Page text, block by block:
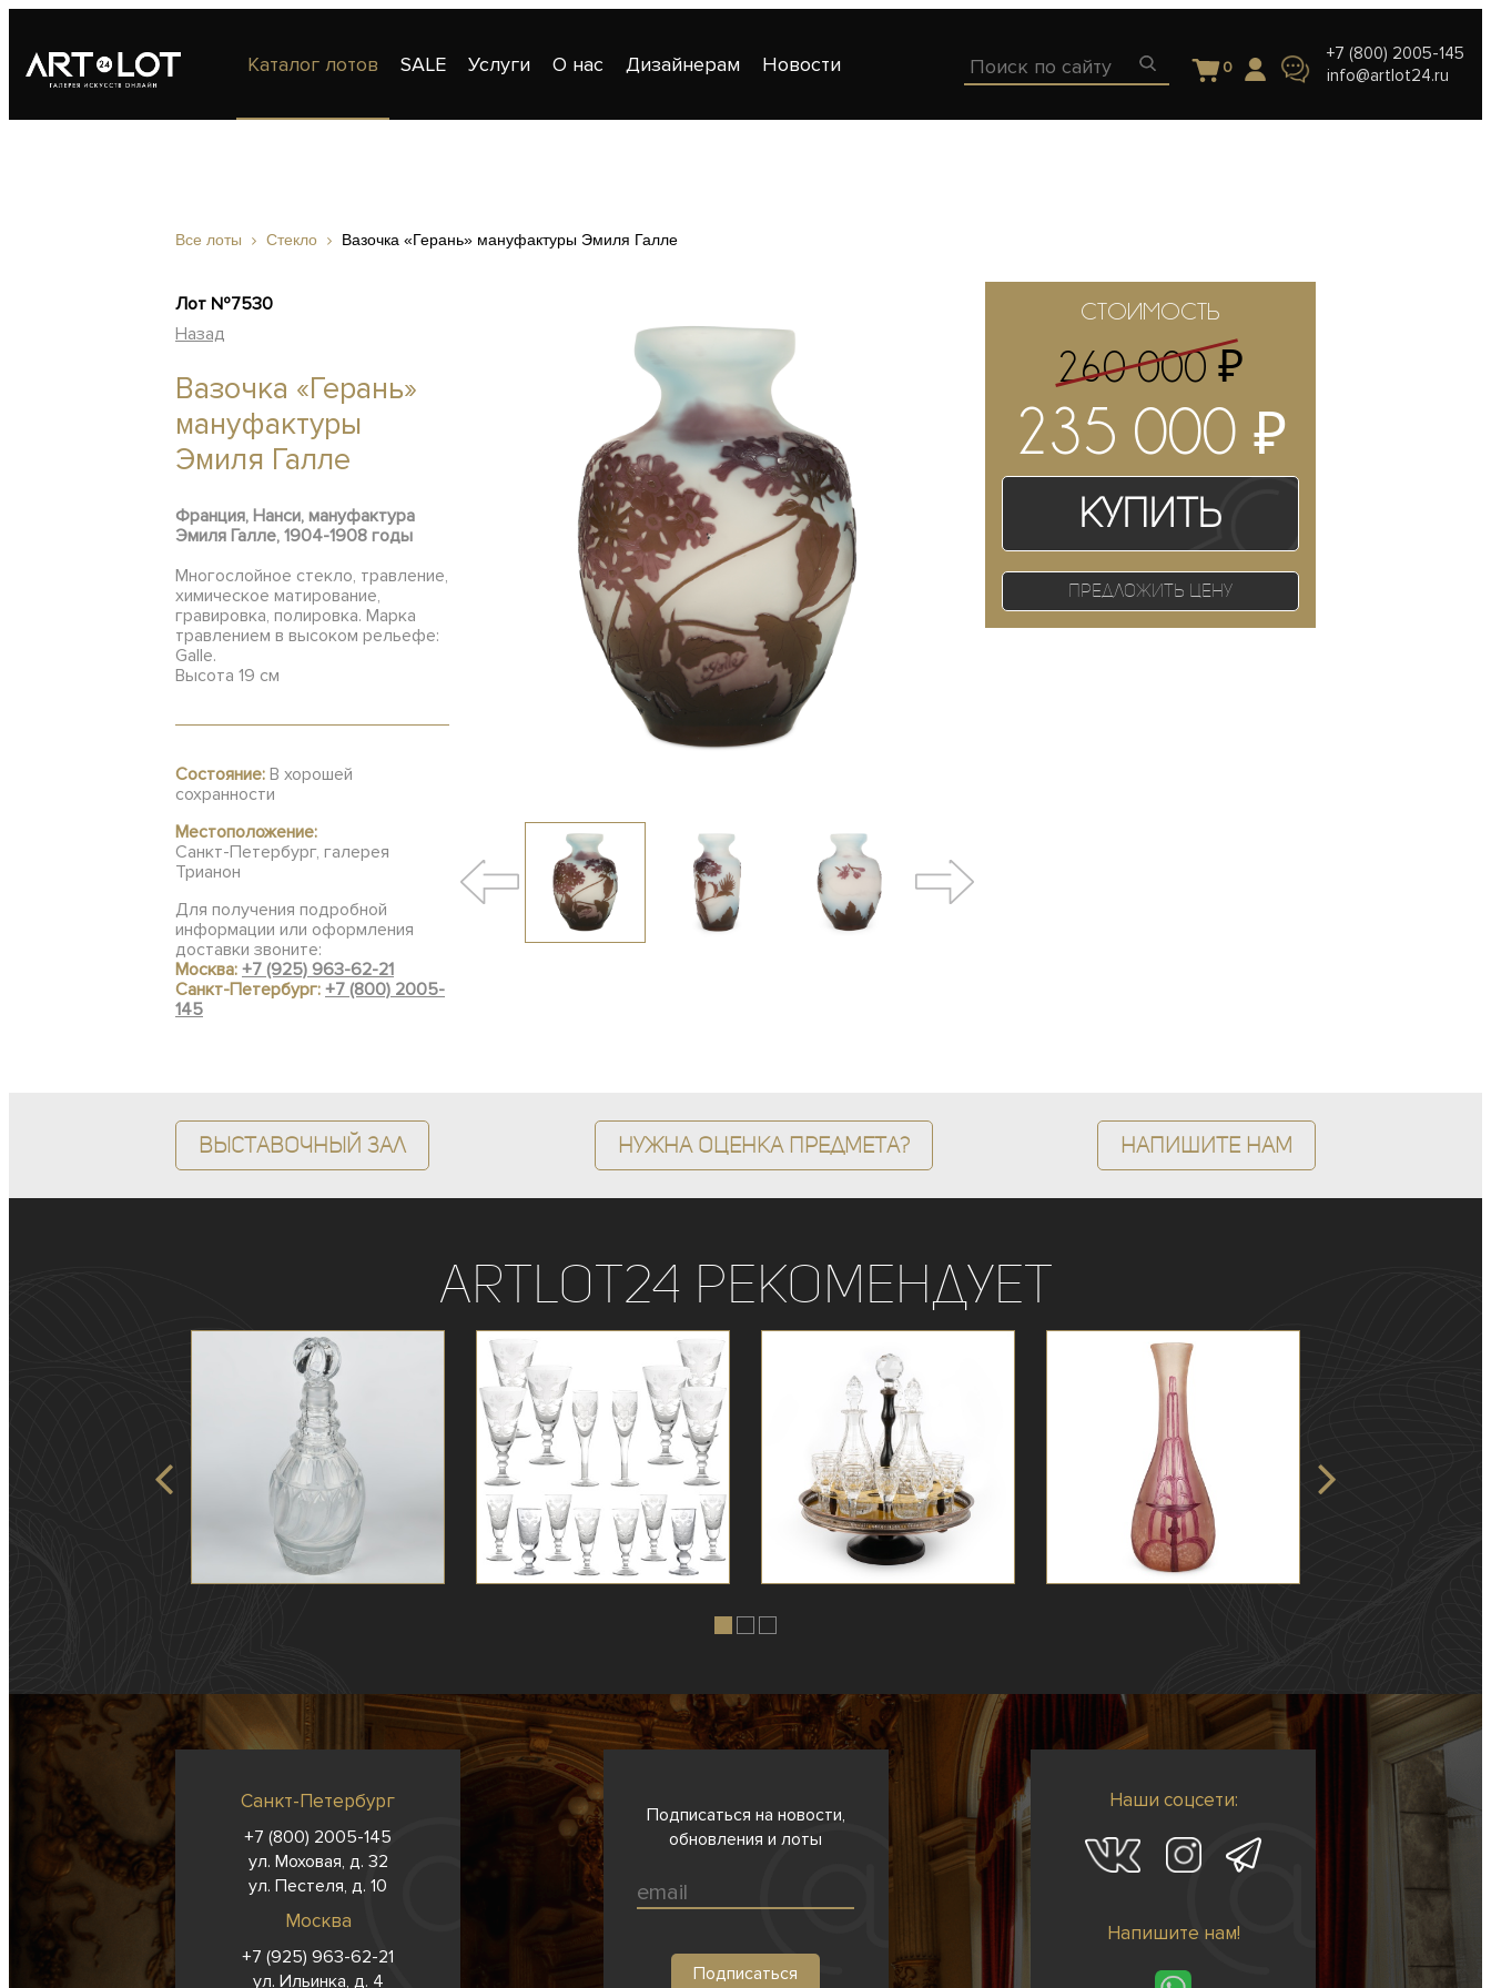
Каталог лотов SALE Услуги О нас Дизайнерам Новости 0
+7 (800) 2005-145
info@artlot24.ru
Все лоты Стекло Вазочка «Герань» мануфактуры Эмиля Галле
Лот №7530
Назад
Вазочка «Герань»
мануфактуры
Эмиля Галле
Франция, Нанси, мануфактура
Эмиля Галле, 1904-1908 годы
Многослойное стекло, травление,
химическое матирование,
гравировка, полировка. Марка
травлением в высоком рельефе:
Galle.
Высота 19 см
Состояние: В хорошей
сохранности
Местоположение:
Санкт-Петербург, галерея
Трианон
Для получения подробной
информации или оформления
доставки звоните:
Москва: +7 (925) 963-62-21
Санкт-Петербург: +7 (800) 2005-
145
СТОИМОСТЬ
260 000₽
235 000 ₽
Купить
Предложить цену
Выставочный зал Нужна оценка предмета? Напишите нам
ArtLot24 рекомендует
Санкт-Петербург
+7 (800) 2005-145
ул. Моховая, д. 32
ул. Пестеля, д. 10
Москва
+7 (925) 963-62-21
ул. Ильинка, д. 4
Подписаться на новости,
обновления и лоты
Наши соцсети:
Напишите нам!